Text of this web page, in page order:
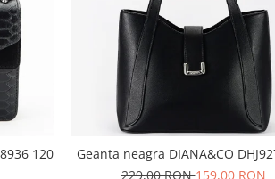
120
Geanta neagra DIANA&CO
229,00 RON159,00 RON